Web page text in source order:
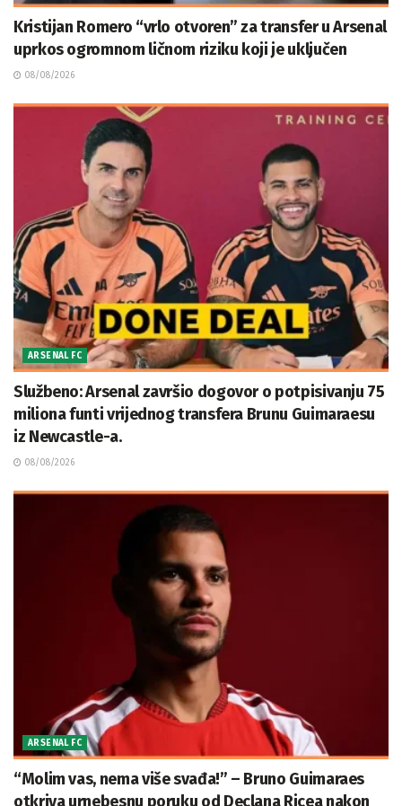
Kristijan Romero “vrlo otvoren” za transfer u Arsenal
uprkos ogromnom ličnom riziku koji je uključen
08/08/2026
ARSENAL FC
Službeno: Arsenal završio dogovor o potpisivanju 75
miliona funti vrijednog transfera Brunu Guimaraesu
iz Newcastle-a.
08/08/2026
ARSENAL FC
“Molim vas, nema više svađa!” – Bruno Guimaraes
otkriva urnebesnu poruku od Declana Ricea nakon